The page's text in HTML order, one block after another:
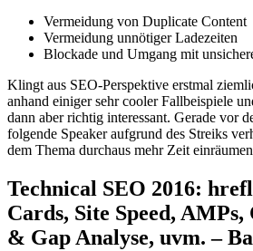
Vermeidung von Duplicate Content
Vermeidung unnötiger Ladezeiten
Blockade und Umgang mit
Klingt aus SEO-Perspektive erstmal
anhand einiger sehr cooler Fallbeispiele
dann aber richtig interessant. Gerade vor
folgende Speaker aufgrund des Streiks
dem Thema durchaus mehr Zeit
Technical SEO 2016:
Cards, Site Speed,
& Gap Analyse, uvm. –